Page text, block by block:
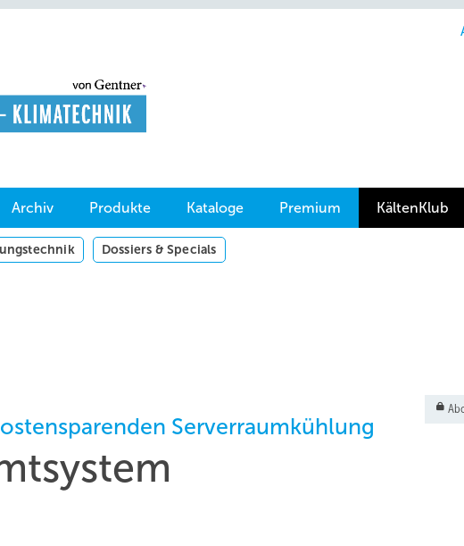
Archiv Produkte Kataloge Premium KältenKlub
Dossiers & Specials
Serverraumkühlung